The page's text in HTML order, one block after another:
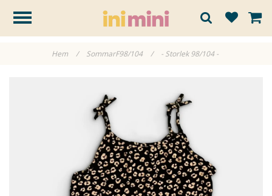
Hem / SommarF98/104 / - Storlek 98/104 -